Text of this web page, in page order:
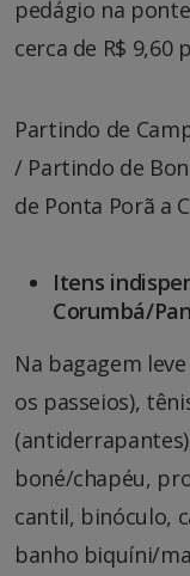
pedágio na
cerca de R$ 9,60
Partindo de
/ Partindo de
de Ponta Porã a
Itens
Corumbá/
Na bagagem
os passeios),
boné/chapéu,
cantil, binóculo,
banho biquíni/